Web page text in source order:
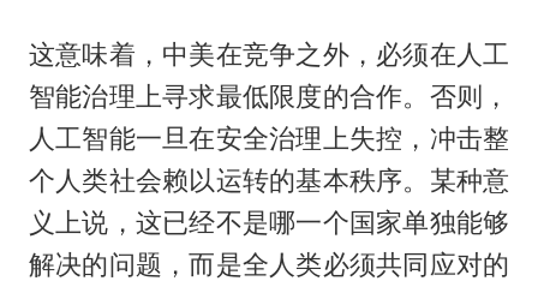
这意味着，中美在竞争之外，必须在人工
智能治理上寻求最低限度的合作。否则，
人工智能一旦在安全治理上失控，冲击整
个人类社会赖以运转的基本秩序。某种意
义上说，这已经不是哪一个国家单独能够
解决的问题，而是全人类必须共同应对的